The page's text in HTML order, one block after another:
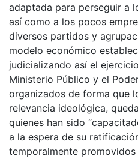
adaptada para perseguir a
así como a los pocos
diversos partidos y
modelo económico
judicializando así el
Ministerio Público y el
organizados de forma que
relevancia ideológica,
quienes han sido
a la espera de su
temporalmente